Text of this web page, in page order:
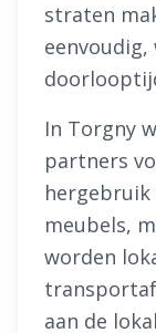
straten
In Torgny
partners
hergebruik
meubels,
worden
aan de